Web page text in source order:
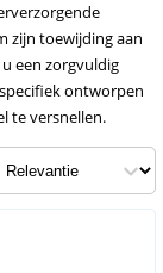
zijn toewijding aan
een zorgvuldig
ontworpen
te versnellen.